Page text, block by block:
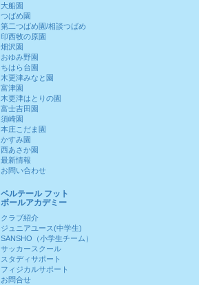
大船園
つばめ園
第二つばめ園/相談つばめ
印西牧の原園
畑沢園
おゆみ野園
ちはら台園
木更津みなと園
富津園
木更津はとりの園
富士吉田園
須崎園
本庄こだま園
かすみ園
西あさか園
最新情報
お問い合わせ
ベルテール フット
ボールアカデミー
クラブ紹介
ジュニアユース(中学生)
SANSHO（小学生チーム）
サッカースクール
スタディサポート
フィジカルサポート
お問合せ